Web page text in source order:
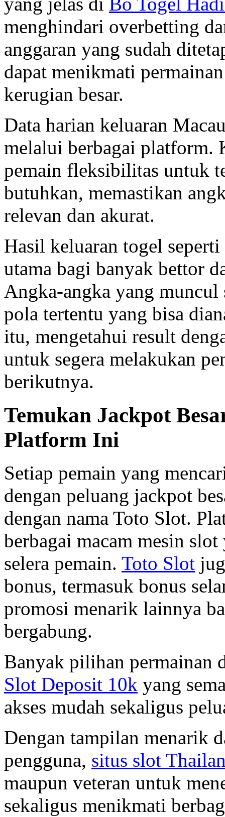
menghindari overbetting
anggaran yang sudah
dapat menikmati
kerugian besar.
Data harian keluaran
melalui berbagai platform.
pemain fleksibilitas untuk
butuhkan, memastikan
relevan dan akurat.
Hasil keluaran togel seperti
utama bagi banyak bettor
Angka-angka yang
pola tertentu yang bisa
itu, mengetahui result
untuk segera melakukan
berikutnya.
Temukan Jackpot
Platform Ini
Setiap pemain yang
dengan peluang jackpot
dengan nama Toto Slot.
berbagai macam mesin
selera pemain. Toto Slot
bonus, termasuk bonus
promosi menarik lainnya
bergabung.
Banyak pilihan permainan
Slot Deposit 10k yang
akses mudah sekaligus
Dengan tampilan menarik
pengguna, situs slot
maupun veteran untuk
sekaligus menikmati